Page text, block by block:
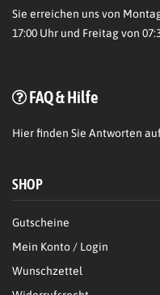
Sie erreichen uns von
17:00 Uhr und Freitag von
FAQ & Hilfe
Hierfinden Sie Antworten
SHOP
Gutscheine
Mein Konto / Login
Wunschzettel